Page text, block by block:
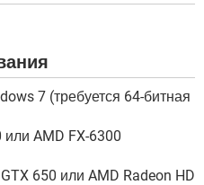
7 (требуется 64-битная
AMD FX-6300
650 или AMD Radeon HD